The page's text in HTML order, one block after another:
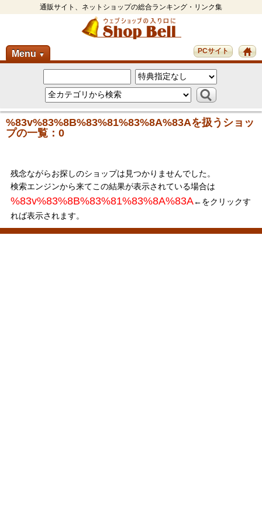
通販サイト、ネットショップの総合ランキング・リンク集
Menu ▼ PCサイト
%83v%83%8B%83%81%83%8A%83Aを扱うショッ
プの一覧：0
残念ながらお探しのショップは見つかりませんでした。
検索エンジンから来てこの結果が表示されている場合は
%83v%83%8B%83%81%83%8A%83A←をクリックす
れば表示されます。